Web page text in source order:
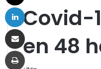
Covid-
en 48
Imprimer